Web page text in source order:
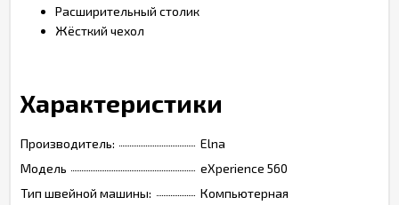
Расширительный столик
Жёсткий чехол
Характеристики
Производитель:
Elna
Модель
eXperience 560
Тип швейной машины:
Компьютерная